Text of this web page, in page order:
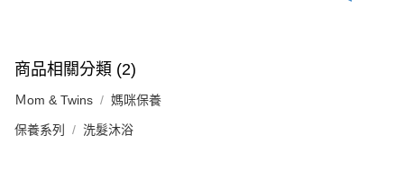
商品相關分類 (2)
Ｍom & Twins 媽咪保養
保養系列 洗髮沐浴